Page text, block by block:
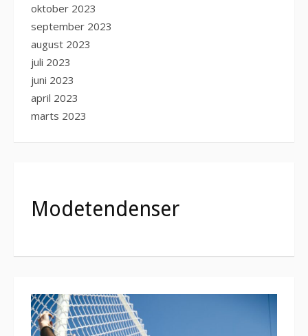
oktober 2023
september 2023
august 2023
juli 2023
juni 2023
april 2023
marts 2023
Modetendenser